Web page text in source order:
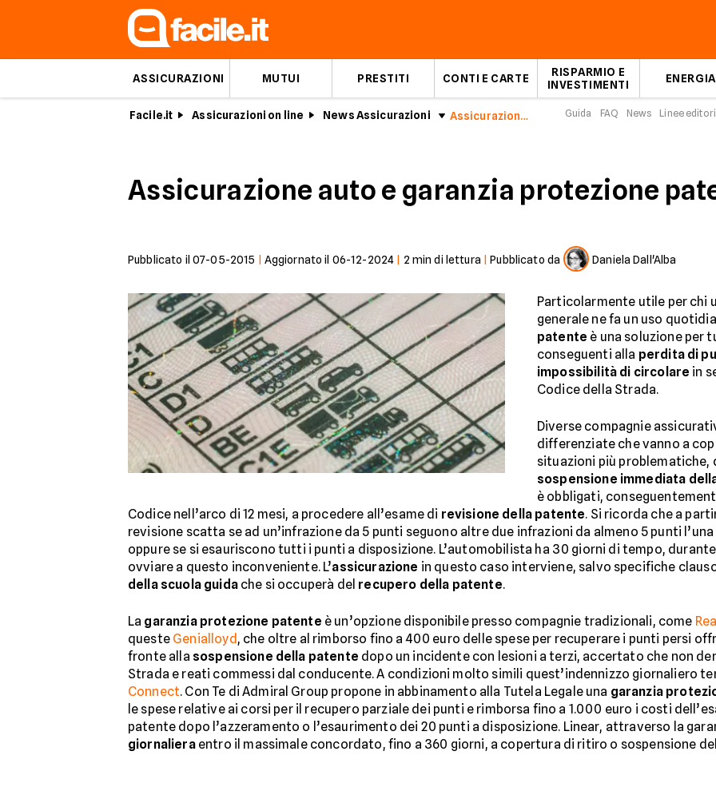
ASSICURAZIONI MUTUI PRESTITI CONTI E CARTE
RISPARMIO E
INVESTIMENTI
ENERGIA
Facile.it Assicurazioni on line News Assicurazioni Assicurazione auto e protezione patente Guida FAQ News Linee
Assicurazione auto e garanzia protezione
Pubblicato il 07-05-2015 Aggiornato il 06-12-2024 2 min di lettura |Pubblicato da Daniela Dall'Alba
Particolarmente utile per chi
generale ne fa un uso
patente è una soluzione per
conseguenti alla perdita di
impossibilità di circolare in
Codice della Strada.
Diverse compagnie
differenziate che vanno a
situazioni più problematiche,
sospensione immediata
è obbligati,
Codice nell’arco di 12 mesi, a procedere all’esame di revisione della patente. Si ricorda che a
revisione scatta se ad un’infrazione da 5 punti seguono altre due infrazioni da almeno 5 punti l’una
oppure se si esauriscono tutti i punti a disposizione. L’automobilista ha 30 giorni di tempo,
ovviare a questo inconveniente. L’assicurazione in questo caso interviene, salvo specifiche
della scuola guidache si occuperà del recupero della patente.
La garanzia protezione patente è un’opzione disponibile presso compagnie tradizionali, come
queste Genialloyd , che oltre al rimborso fino a 400 euro delle spese per recuperare i punti persi
fronte alla sospensione della patente dopo un incidente con lesioni a terzi, accertato che non
Strada e reati commessi dal conducente. A condizioni molto simili quest’indennizzo giornaliero
Connect. Con Te di Admiral Group propone in abbinamento alla Tutela Legale una garanzia
le spese relative ai corsi per il recupero parziale dei punti e rimborsa fino a 1.000 euro i costi
patente dopo l’azzeramento o l’esaurimento dei 20 punti a disposizione. Linear, attraverso la
giornalieraentro il massimale concordato, fino a 360 giorni, a copertura di ritiro o sospensione